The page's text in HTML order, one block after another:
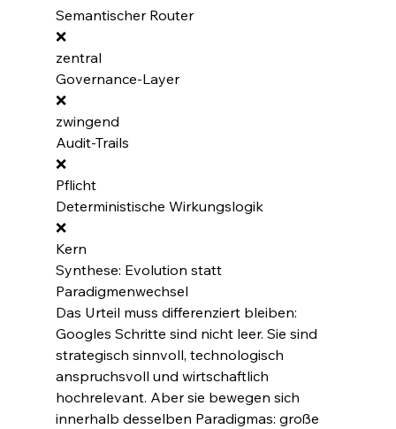
Semantischer Router
❌
zentral
Governance-Layer
❌
zwingend
Audit-Trails
❌
Pflicht
Deterministische Wirkungslogik
❌
Kern
Synthese: Evolution statt
Paradigmenwechsel
Das Urteil muss differenziert bleiben:
Googles Schritte sind nicht leer. Sie sind
strategisch sinnvoll, technologisch
anspruchsvoll und wirtschaftlich
hochrelevant. Aber sie bewegen sich
innerhalb desselben Paradigmas: große